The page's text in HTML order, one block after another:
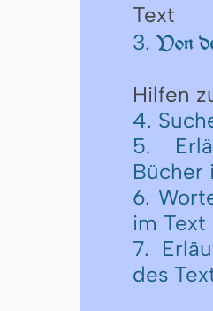
Text
3. Von
Hilfen
4.
5.
Bücher
6.
im Text
7.
des